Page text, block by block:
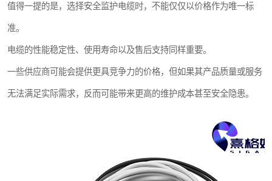
值得一提的是，选择安全监护电缆时，不能仅仅以价格作为唯一标
准。
电缆的性能稳定性、使用寿命以及售后支持同样重要。
一些供应商可能会提供更具竞争力的价格，但如果其产品质量或服务
无法满足实际需求，反而可能带来更高的维护成本甚至安全隐患。